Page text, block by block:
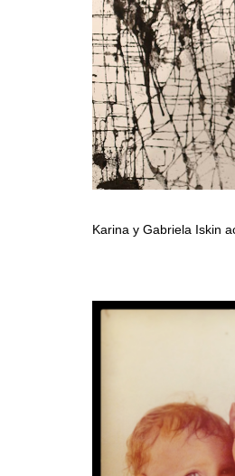
Karina y Gabriela Iskin